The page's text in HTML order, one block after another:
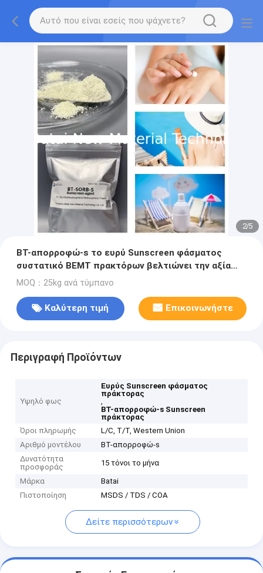
2/5
BT-απορροφώ-s το ευρύ Sunscreen φάσματος
συστατικό BEMT πρακτόρων βελτιώνει την αξία
UVA PF με τη χαμηλή δόση
MOQ：25kg ανά τύμπανο
Καλύτερη τιμή Επικοινωνήστε
Περιγραφή Προϊόντων
Υψηλό φως
Ευρύς Sunscreen φάσματος
πράκτορας
,
BT-απορροφώ-s Sunscreen
πράκτορας
Όροι πληρωμής
L/C, T/T, Western Union
Αριθμό μοντέλου
BT-απορροφώ-s
Δυνατότητα
προσφοράς
15 τόνοι το μήνα
Μάρκα
Batai
Πιστοποίηση
MSDS / TDS / COA
Δείτε περισσότερων